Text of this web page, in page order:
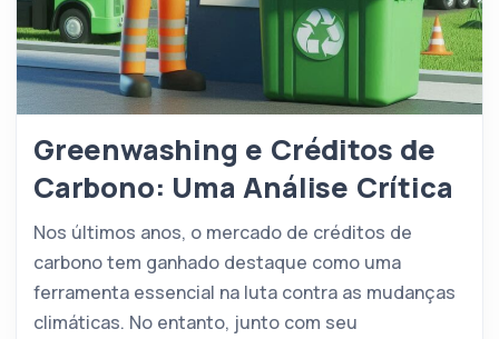
Greenwashing e Créditos de
Carbono: Uma Análise Crítica
Nos últimos anos, o mercado de créditos de
carbono tem ganhado destaque como uma
ferramenta essencial na luta contra as mudanças
climáticas. No entanto, junto com seu